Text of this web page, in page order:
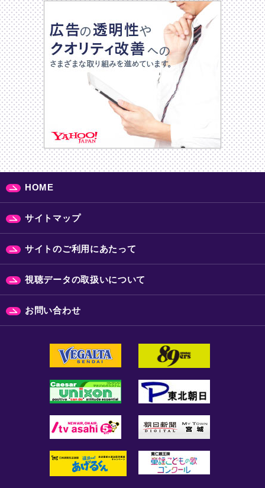
HOME
サイトマップ
サイトのご利用にあたって
視聴データの取扱いについて
お問い合わせ